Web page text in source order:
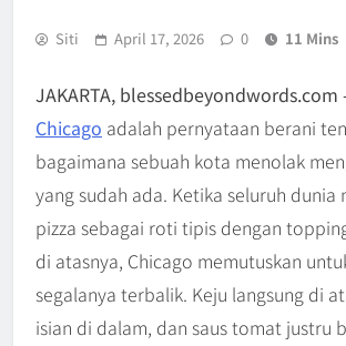
Siti April 17, 2026 0 11 Mins
JAKARTA, blessedbeyondwords.com
Chicago adalah pernyataan berani
bagaimana sebuah kota menolak
yang sudah ada. Ketika seluruh dunia
pizza sebagai roti tipis dengan
di atasnya, Chicago memutuskan
segalanya terbalik. Keju langsung di
isian di dalam, dan saus tomat justru